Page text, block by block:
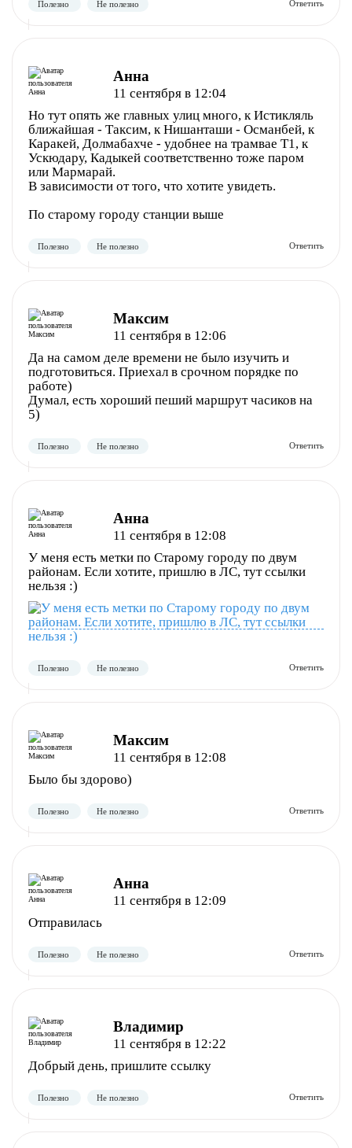
Полезно Не полезно
Анна
11 сентября в 12:04
Но тут опять же главных улиц много, к Истикляль
ближайшая - Таксим, к Нишанташи - Османбей, к
Каракей, Долмабахче - удобнее на трамвае Т1, к
Ускюдару, Кадыкей соответственно тоже паром
или Мармарай.
В зависимости от того, что хотите увидеть.
По старому городу станции выше
Максим
11 сентября в 12:06
Да на самом деле времени не было изучить и
подготовиться. Приехал в срочном порядке по
работе)
Думал, есть хороший пеший маршрут часиков на
5)
Анна
11 сентября в 12:08
У меня есть метки по Старому городу по двум
районам. Если хотите, пришлю в ЛС, тут ссылки
нельзя :)
Максим
11 сентября в 12:08
Было бы здорово)
Анна
11 сентября в 12:09
Отправилась
Владимир
11 сентября в 12:22
Добрый день, пришлите ссылку